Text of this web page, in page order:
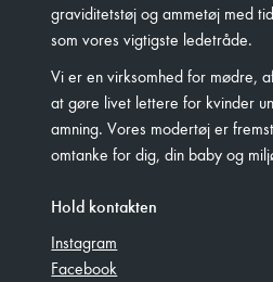
graviditetstøj og ammetøj med
som vores vigtigste ledetråde.
Vi er en virksomhed for mødre,
at gøre livet lettere for kvinder
amning. Vores modertøj er
omtanke for dig, din baby og
Hold kontakten
Instagram
Facebook